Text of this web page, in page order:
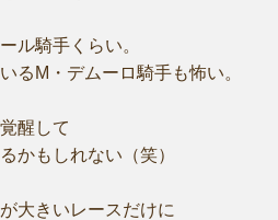
ル騎手くらい。
るM・デムーロ騎手も怖い。
醒して
かもしれない（笑）
大きいレースだけに